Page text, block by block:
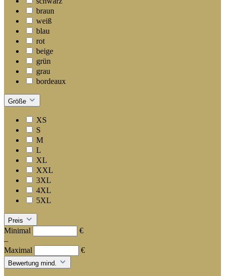
braun
weiß
blau
rot
beige
grün
grau
bordeaux
Größe
XS
S
M
L
XL
XXL
3XL
4XL
5XL
Preis
Minimal
€
–
Maximal
€
Bewertung mind.